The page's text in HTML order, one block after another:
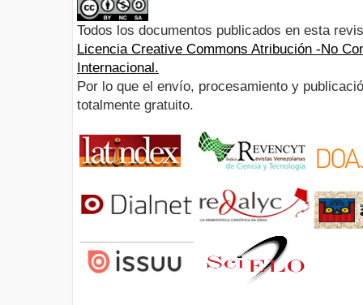
Todos los documentos publicados en esta
Licencia Creative Commons Atribución -No
Internacional.
Por lo que el envío, procesamiento y
totalmente gratuito.